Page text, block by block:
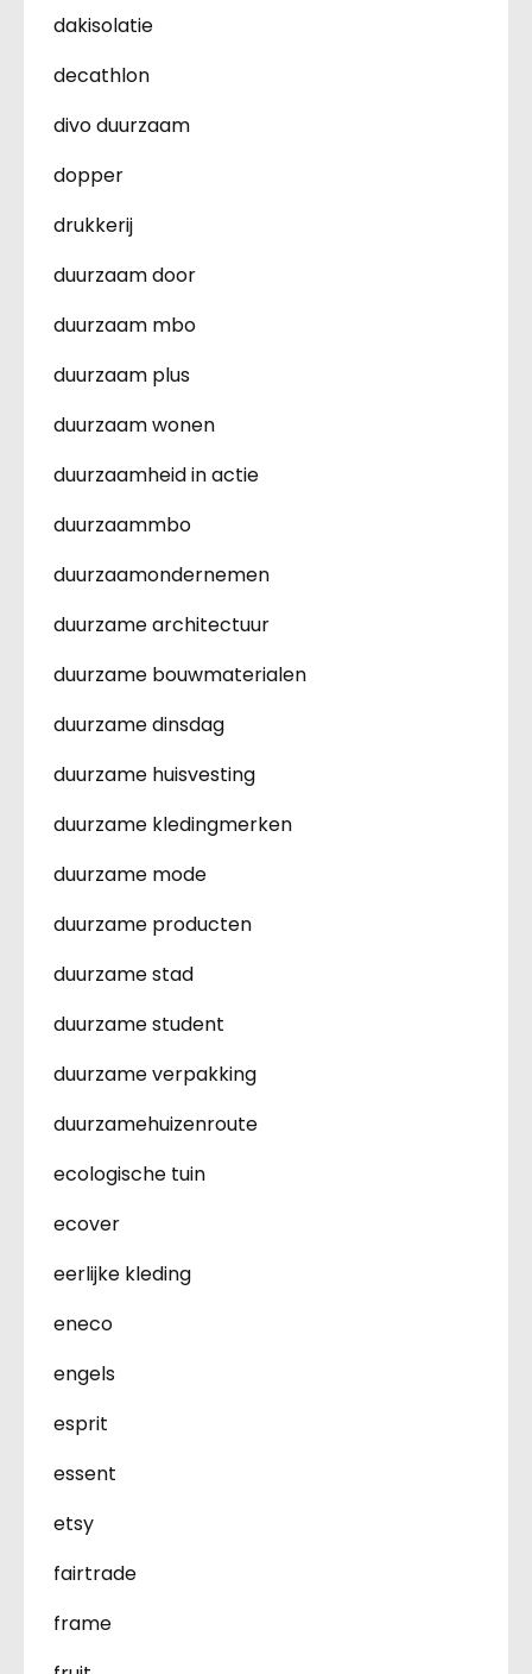
dakisolatie
decathlon
divo duurzaam
dopper
drukkerij
duurzaam door
duurzaam mbo
duurzaam plus
duurzaam wonen
duurzaamheid in actie
duurzaammbo
duurzaamondernemen
duurzame architectuur
duurzame bouwmaterialen
duurzame dinsdag
duurzame huisvesting
duurzame kledingmerken
duurzame mode
duurzame producten
duurzame stad
duurzame student
duurzame verpakking
duurzamehuizenroute
ecologische tuin
ecover
eerlijke kleding
eneco
engels
esprit
essent
etsy
fairtrade
frame